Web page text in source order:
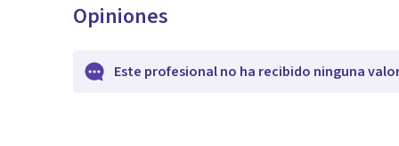
Opiniones
Este profesional no ha recibido ninguna